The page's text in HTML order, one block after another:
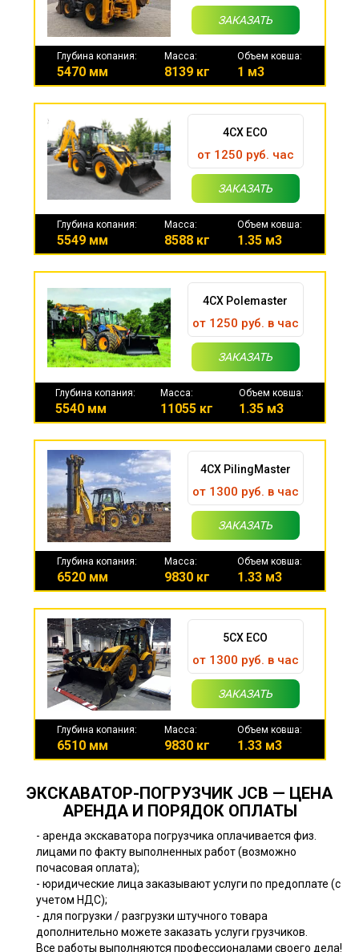
ЗАКАЗАТЬ
Глубина копания:
5470 мм
Масса:
8139 кг
Объем ковша:
1 м3
4CX ECO
от 1250 руб. час
ЗАКАЗАТЬ
Глубина копания:
5549 мм
Масса:
8588 кг
Объем ковша:
1.35 м3
4CX Polemaster
от 1250 руб. в час
ЗАКАЗАТЬ
Глубина копания:
5540 мм
Масса:
11055 кг
Объем ковша:
1.35 м3
4CX PilingMaster
от 1300 руб. в час
ЗАКАЗАТЬ
Глубина копания:
6520 мм
Масса:
9830 кг
Объем ковша:
1.33 м3
5CX ECO
от 1300 руб. в час
ЗАКАЗАТЬ
Глубина копания:
6510 мм
Масса:
9830 кг
Объем ковша:
1.33 м3
ЭКСКАВАТОР-ПОГРУЗЧИК JCB — ЦЕНА
АРЕНДА И ПОРЯДОК ОПЛАТЫ
- аренда экскаватора погрузчика оплачивается физ.
лицами по факту выполненных работ (возможно
почасовая оплата);
- юридические лица заказывают услуги по предоплате (с
учетом НДС);
- для погрузки / разгрузки штучного товара
дополнительно можете заказать услуги грузчиков.
Все работы выполняются профессионалами своего дела!